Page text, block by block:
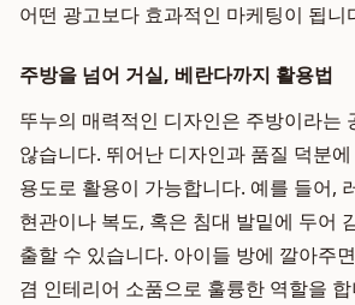
어떤 광고보다 효과적인 마케팅이 됩니
주방을 넘어 거실, 베란다까지 활용법
뚜누의 매력적인 디자인은 주방이라는
않습니다. 뛰어난 디자인과 품질 덕분
용도로 활용이 가능합니다. 예를 들어,
현관이나 복도, 혹은 침대 발밑에 두어
출할 수 있습니다. 아이들 방에 깔아주
겸 인테리어 소품으로 훌륭한 역할을